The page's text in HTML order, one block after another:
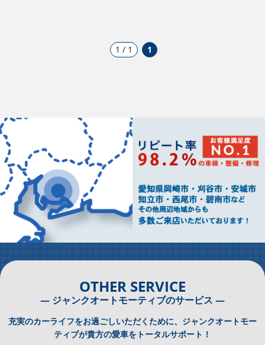
1 / 1 1
OTHER SERVICE
― ジャンクオートモーティブのサービス ―
充実のカーライフをお過ごしいただくために、ジャンクオートモー
ティブが貴方の愛車をトータルサポート！